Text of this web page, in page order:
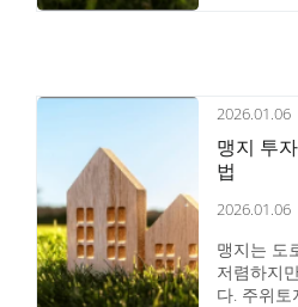
2026.01.06
맹지 투
법
2026.01.06
맹지는 도
저렴하지
다. 주위토